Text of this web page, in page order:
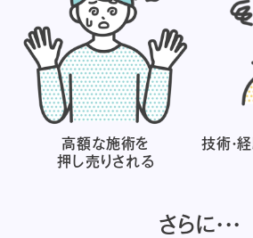
高額な施術を
押し売りされる
技術・
さらに・・・